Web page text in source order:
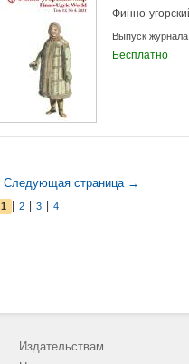
Финно-
Выпуск журнала
Бесплатно
Следующая страница →
1 2 3 4
Издательствам